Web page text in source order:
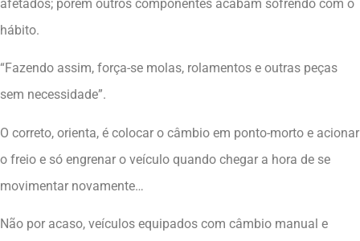
afetados; porém outros componentes acabam sofrendo com o
hábito.
“Fazendo assim, força-se molas, rolamentos e outras peças
sem necessidade”.
O correto, orienta, é colocar o câmbio em ponto-morto e acionar
o freio e só engrenar o veículo quando chegar a hora de se
movimentar novamente…
Não por acaso, veículos equipados com câmbio manual e